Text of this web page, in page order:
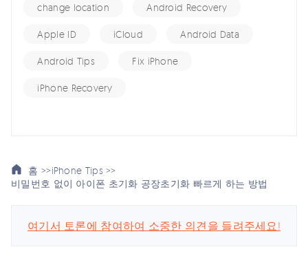
change location Android Recovery
Apple ID iCloud Android Data
Android Tips Fix iPhone
iPhone Recovery
홈 >>iPhone Tips >>
비밀번호 없이 아이폰 초기화 공장초기화 빠르게 하는 방법
여기서 토론에 참여하여 소중한 의견을 들려주세요!